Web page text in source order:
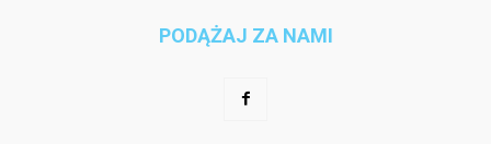
PODĄŻAJ ZA NAMI